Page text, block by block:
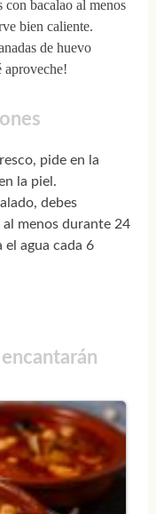
con bacalao al menos
bien caliente.
de huevo
aproveche!
pide en la
la piel.
debes
menos durante 24
el agua cada 6